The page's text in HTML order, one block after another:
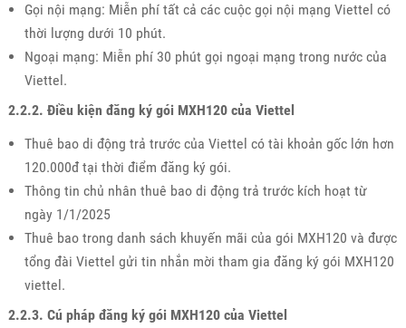
Gọi nội mạng: Miễn phí tất cả các cuộc gọi nội mạng Viettel có
thời lượng dưới 10 phút.
Ngoại mạng: Miễn phí 30 phút gọi ngoại mạng trong nước của
Viettel.
2.2.2. Điều kiện đăng ký gói MXH120 của Viettel
Thuê bao di động trả trước của Viettel có tài khoản gốc lớn hơn
120.000đ tại thời điểm đăng ký gói.
Thông tin chủ nhân thuê bao di động trả trước kích hoạt từ
ngày 1/1/2025
Thuê bao trong danh sách khuyến mãi của gói MXH120 và được
tổng đài Viettel gửi tin nhắn mời tham gia đăng ký gói MXH120
viettel.
2.2.3. Cú pháp đăng ký gói MXH120 của Viettel